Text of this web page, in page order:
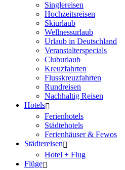
Singlereisen
Hochzeitsreisen
Skiurlaub
Wellnessurlaub
Urlaub in Deutschland
Veranstalterspecials
Cluburlaub
Kreuzfahrten
Flusskreuzfahrten
Rundreisen
Nachhaltig Reisen
Hotels
Ferienhotels
Städtehotels
Ferienhäuser & Fewos
Städtereisen
Hotel + Flug
Flüge